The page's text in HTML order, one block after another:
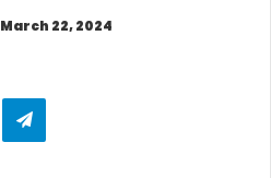
March 22, 2024
WhatsApp